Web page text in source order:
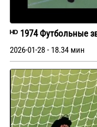
ᴴᴰ 1974 Футбольные
2026-01-28 - 18.34 мин